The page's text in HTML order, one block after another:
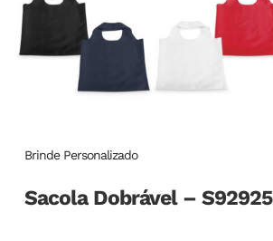
Brinde Personalizado
Sacola Dobrável – S92925